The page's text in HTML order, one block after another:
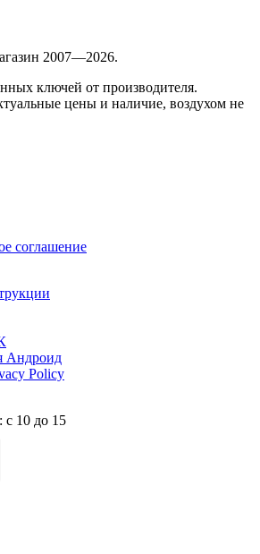
2007—2026.
ключей от производителя.
цены и наличие, воздухом не
соглашение
Андроид
Policy
с 10 до 15